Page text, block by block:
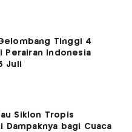
Tinggi 4
Perairan Indonesia
Juli
Siklon Tropis
Dampaknya bagi Cuaca